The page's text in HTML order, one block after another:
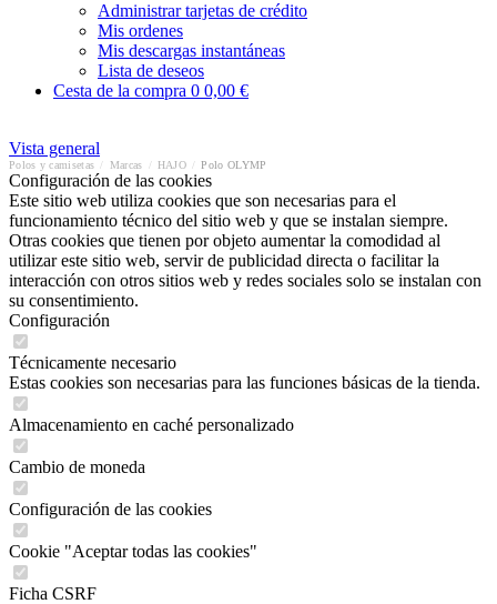
Administrar tarjetas de crédito
Mis ordenes
Mis descargas instantáneas
Lista de deseos
Cesta de la compra 0 0,00 €
Vista general
Polos y camisetas Marcas HAJO Polo OLYMP
Configuración de las cookies
Este sitio web utiliza cookies que son necesarias para el
funcionamiento técnico del sitio web y que se instalan siempre.
Otras cookies que tienen por objeto aumentar la comodidad al
utilizar este sitio web, servir de publicidad directa o facilitar la
interacción con otros sitios web y redes sociales solo se instalan con
su consentimiento.
Configuración
Técnicamente necesario
Estas cookies son necesarias para las funciones básicas de la tienda.
Almacenamiento en caché personalizado
Cambio de moneda
Configuración de las cookies
Cookie "Aceptar todas las cookies"
Ficha CSRF